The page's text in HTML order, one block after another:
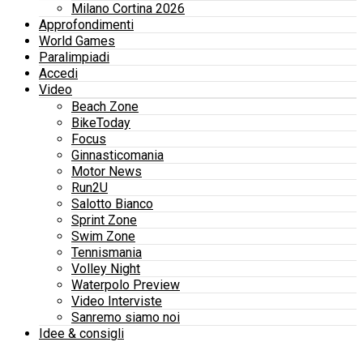
Milano Cortina 2026
Approfondimenti
World Games
Paralimpiadi
Accedi
Video
Beach Zone
BikeToday
Focus
Ginnasticomania
Motor News
Run2U
Salotto Bianco
Sprint Zone
Swim Zone
Tennismania
Volley Night
Waterpolo Preview
Video Interviste
Sanremo siamo noi
Idee & consigli